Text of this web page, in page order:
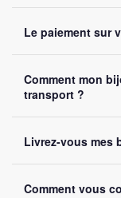
48 heures
le retourner.
question posée.
Le paiement sur
SSL. Nous
Pay. Vos
Comment mon
transport ?
renforcé. Un
dès l'expédition.
Livrez-vous mes
Comment vous